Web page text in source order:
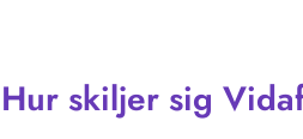
Hur skiljer sig